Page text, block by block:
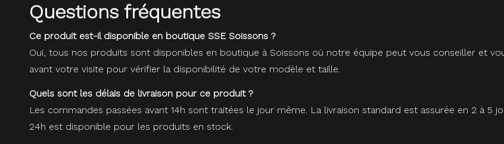
Questions fréquentes
Ce produit est-il disponible en boutique SSE Soissons ?
Oui, tous nos produits sont disponibles en boutique à Soissons où notre équipe peut vous conseiller et
avant votre visite pour vérifier la disponibilité de votre modèle et taille.
Quels sont les délais de livraison pour ce produit ?
Les commandes passées avant 14h sont traitées le jour même. La livraison standard est assurée en 2 à 5
24h est disponible pour les produits en stock.